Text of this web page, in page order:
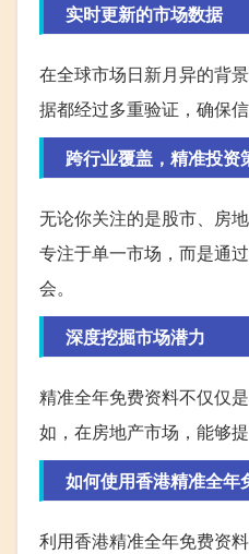
实时更新的市场数据
在全球市场日新月异的背
据都经过多重验证，确保
跨行业覆盖，精准投资
无论你关注的是股市、房
专注于单一市场，而是通
会。
深度挖掘市场潜力
精准全年免费资料不仅仅
如，在房地产市场，能够
如何使用香港精准全年
利用香港精准全年免费资